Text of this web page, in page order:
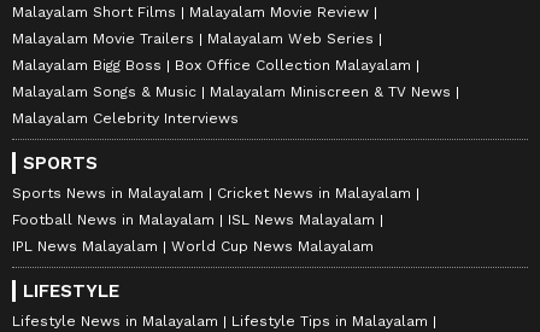
Malayalam Short Films
Malayalam Movie Review
Malayalam Movie Trailers
Malayalam Web Series
Malayalam Bigg Boss
Box Office Collection Malayalam
Malayalam Songs & Music
Malayalam Miniscreen & TV News
Malayalam Celebrity Interviews
SPORTS
Sports News in Malayalam
Cricket News in Malayalam
Football News in Malayalam
ISL News Malayalam
IPL News Malayalam
World Cup News Malayalam
LIFESTYLE
Lifestyle News in Malayalam
Lifestyle Tips in Malayalam